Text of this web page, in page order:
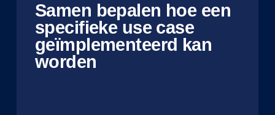
Samen bepalen hoe een
specifieke use case
geïmplementeerd kan
worden